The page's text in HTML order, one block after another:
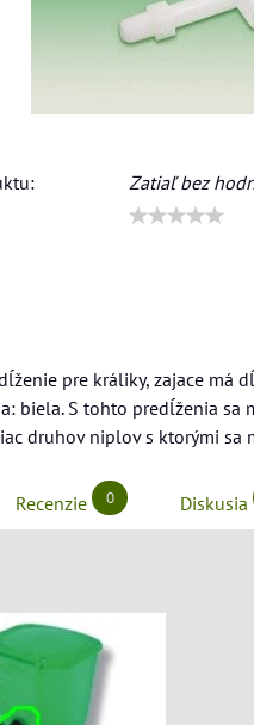
Zatiaľ bez
pre králiky, zajace má
biela. S tohto predĺženia
druhov niplov s ktorými sa
Recenzie 0 Diskusia